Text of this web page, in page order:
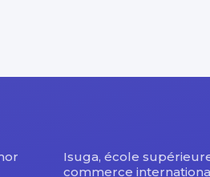
Isuga, école
commerce